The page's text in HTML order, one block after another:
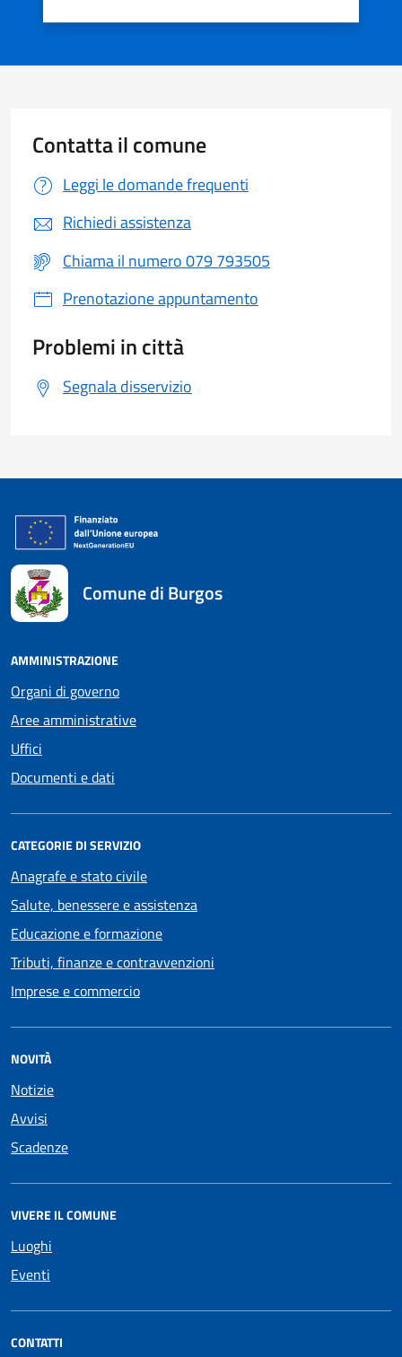
Contatta il comune
Leggi le domande frequenti
Richiedi assistenza
Chiama il numero 079 793505
Prenotazione appuntamento
Problemi in città
Segnala disservizio
Comune di Burgos
AMMINISTRAZIONE
Organi di governo
Aree amministrative
Uffici
Documenti e dati
CATEGORIE DI SERVIZIO
Anagrafe e stato civile
Salute, benessere e assistenza
Educazione e formazione
Tributi, finanze e contravvenzioni
Imprese e commercio
NOVITÀ
Notizie
Avvisi
Scadenze
VIVERE IL COMUNE
Luoghi
Eventi
CONTATTI